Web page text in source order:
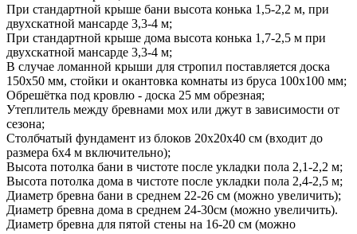
При стандартной крыше бани высота конька 1,5-2,2 м, при
двухскатной мансарде 3,3-4 м;
При стандартной крыше дома высота конька 1,7-2,5 м при
двухскатной мансарде 3,3-4 м;
В случае ломанной крыши для стропил поставляется доска
150x50 мм, стойки и окантовка комнаты из бруса 100x100 мм;
Обрешётка под кровлю - доска 25 мм обрезная;
Утеплитель между бревнами мох или джут в зависимости от
сезона;
Столбчатый фундамент из блоков 20x20x40 см (входит до
размера 6х4 м включительно);
Высота потолка бани в чистоте после укладки пола 2,1-2,2 м;
Высота потолка дома в чистоте после укладки пола 2,4-2,5 м;
Диаметр бревна бани в среднем 22-26 см (можно увеличить);
Диаметр бревна дома в среднем 24-30см (можно увеличить).
Диаметр бревна для пятой стены на 16-20 см (можно